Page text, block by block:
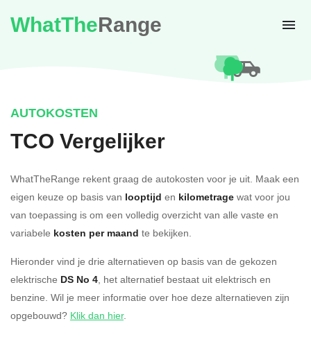
WhatTheRange
AUTOKOSTEN
TCO Vergelijker
WhatTheRange rekent graag de autokosten voor je uit. Maak een
eigen keuze op basis van looptijd en kilometrage wat voor jou
van toepassing is om een volledig overzicht van alle vaste en
variabele kosten per maand te bekijken.
Hieronder vind je drie alternatieven op basis van de gekozen
elektrische DS No 4, het alternatief bestaat uit elektrisch en
benzine. Wil je meer informatie over hoe deze alternatieven zijn
opgebouwd? Klik dan hier.